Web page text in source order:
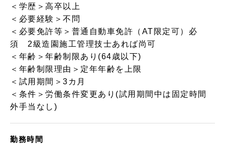
＜学歴＞高卒以上
＜必要経験＞不問
＜必要免許等＞普通自動車免許（AT限定可）必
須 2級造園施工管理技士あれば尚可
＜年齢＞年齢制限あり(64歳以下)
＜年齢制限理由＞定年年齢を上限
＜試用期間＞3カ月
＜条件＞労働条件変更あり(試用期間中は固定時間
外手当なし)
勤務時間